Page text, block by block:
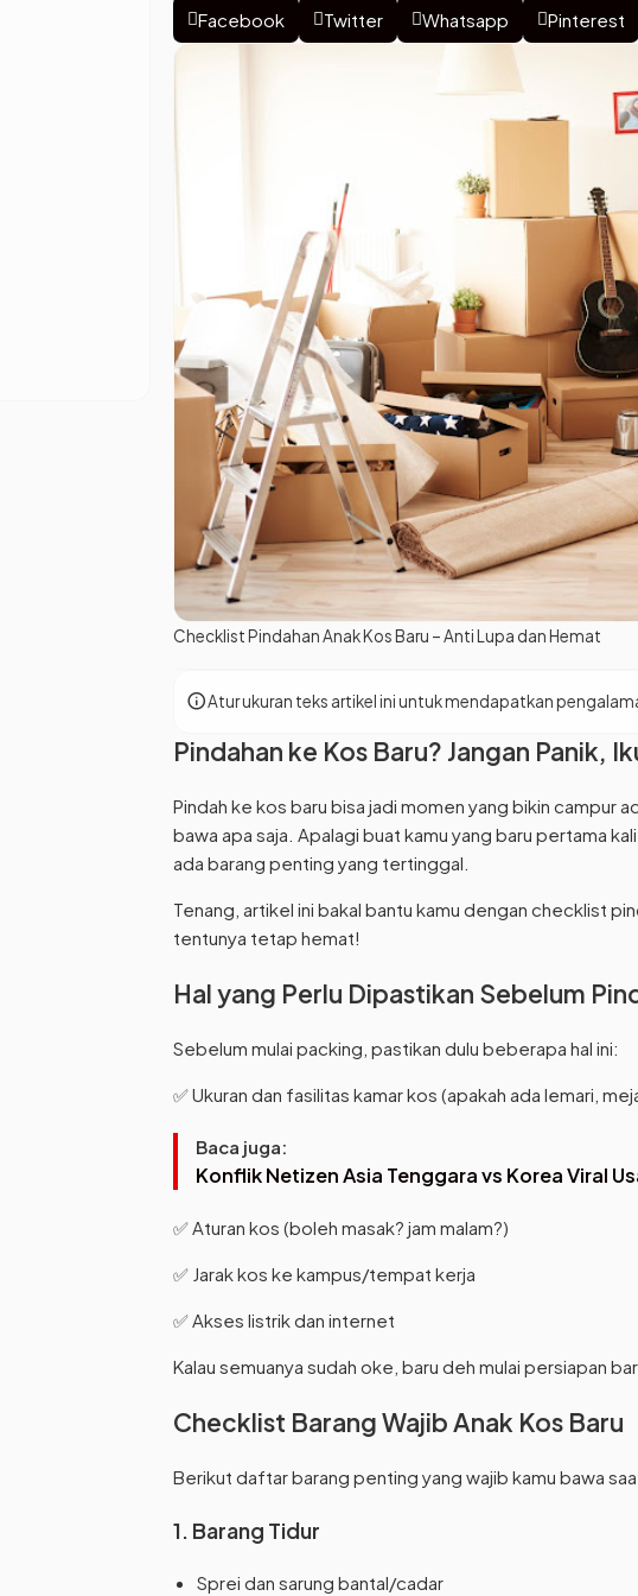
Facebook
Twitter Whatsapp Pinterest
Checklist Pindahan Anak Kos Baru – Anti Lupa dan Hemat
infoAtur ukuran teks artikel ini untuk mendapatkan
Pindahan ke Kos Baru? Jangan Panik,
Pindah ke kos baru bisa jadi momen yang bikin campur
bawa apa saja. Apalagi buat kamu yang baru pertama
ada barang penting yang tertinggal.
Tenang, artikel ini bakal bantu kamu dengan checklist
tentunya tetap hemat!
Hal yang Perlu Dipastikan Sebelum
Sebelum mulai packing, pastikan dulu beberapa hal ini:
✅ Ukuran dan fasilitas kamar kos (apakah ada lemari,
Baca juga:
Konflik Netizen Asia Tenggara vs Korea Viral
✅ Aturan kos (boleh masak? jam malam?)
✅ Jarak kos ke kampus/tempat kerja
✅ Akses listrik dan internet
Kalau semuanya sudah oke, baru deh mulai persiapan
Checklist Barang Wajib Anak Kos Baru
Berikut daftar barang penting yang wajib kamu bawa
1. Barang Tidur
Sprei dan sarung bantal/cadar